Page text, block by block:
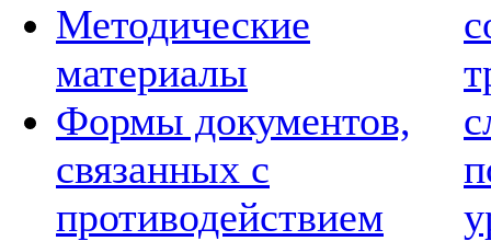
Методические
материалы
Формы документов,
связанных с
противодействием